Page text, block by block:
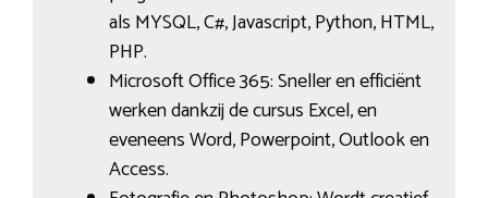
als MYSQL, C#, Javascript, Python, HTML,
PHP.
Microsoft Office 365: Sneller en efficiënt
werken dankzij de cursus Excel, en
eveneens Word, Powerpoint, Outlook en
Access.